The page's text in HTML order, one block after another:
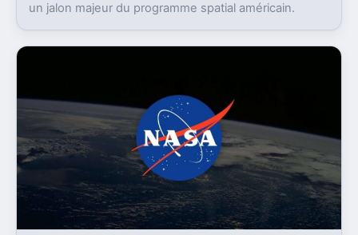
un jalon majeur du programme spatial américain.